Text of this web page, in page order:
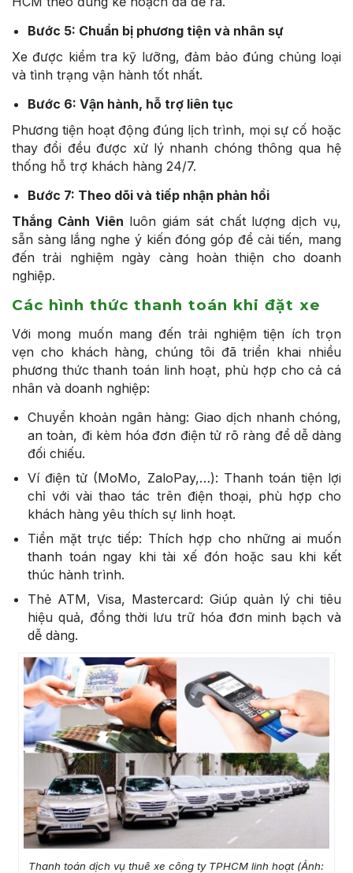
Bước 5: Chuẩn bị phương tiện và nhân sự
Xe được kiểm tra kỹ lưỡng, đảm bảo đúng chủng loại
và tình trạng vận hành tốt nhất.
Bước 6: Vận hành, hỗ trợ liên tục
Phương tiện hoạt động đúng lịch trình, mọi sự cố hoặc
thay đổi đều được xử lý nhanh chóng thông qua hệ
thống hỗ trợ khách hàng 24/7.
Bước 7: Theo dõi và tiếp nhận phản hồi
Thắng Cảnh Viên luôn giám sát chất lượng dịch vụ,
sẵn sàng lắng nghe ý kiến đóng góp để cải tiến, mang
đến trải nghiệm ngày càng hoàn thiện cho doanh
nghiệp.
Các hình thức thanh toán khi đặt xe
Với mong muốn mang đến trải nghiệm tiện ích trọn
vẹn cho khách hàng, chúng tôi đã triển khai nhiều
phương thức thanh toán linh hoạt, phù hợp cho cả cá
nhân và doanh nghiệp:
Chuyển khoản ngân hàng: Giao dịch nhanh chóng,
an toàn, đi kèm hóa đơn điện tử rõ ràng để dễ dàng
đối chiếu.
Ví điện tử (MoMo, ZaloPay,…): Thanh toán tiện lợi
chỉ với vài thao tác trên điện thoại, phù hợp cho
khách hàng yêu thích sự linh hoạt.
Tiền mặt trực tiếp: Thích hợp cho những ai muốn
thanh toán ngay khi tài xế đón hoặc sau khi kết
thúc hành trình.
Thẻ ATM, Visa, Mastercard: Giúp quản lý chi tiêu
hiệu quả, đồng thời lưu trữ hóa đơn minh bạch và
dễ dàng.
Thanh toán dịch vụ thuê xe công ty TPHCM linh hoạt (Ảnh: